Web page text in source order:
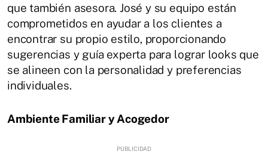
que también asesora. José y su equipo están
comprometidos en ayudar a los clientes a
encontrar su propio estilo, proporcionando
sugerencias y guía experta para lograr looks que
se alineen con la personalidad y preferencias
individuales.
Ambiente Familiar y Acogedor